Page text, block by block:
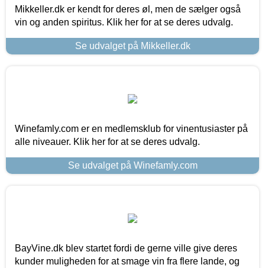
Mikkeller.dk er kendt for deres øl, men de sælger også
vin og anden spiritus. Klik her for at se deres udvalg.
Se udvalget på Mikkeller.dk
Winefamly.com er en medlemsklub for vinentusiaster på
alle niveauer. Klik her for at se deres udvalg.
Se udvalget på Winefamly.com
BayVine.dk blev startet fordi de gerne ville give deres
kunder muligheden for at smage vin fra flere lande, og